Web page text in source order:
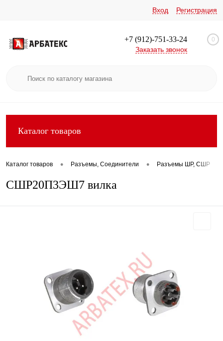
Вход Регистрация
+7 (912)-751-33-24
Заказать звонок
0
Каталог товаров
Каталог товаров • Разъемы, Соединители • Разъемы ШР, СШР
СШР20П3ЭШ7 вилка